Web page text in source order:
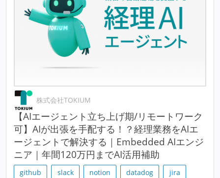
株式会社TOKIUM
【AIエージェント立ち上げ期/リモートワーク
可】AIが出張を手配する！？経理業務をAIエ
ージェントで解決する｜Embedded AIエンジ
ニア｜年間120万円までAI活用補助
github slack notion datadog
jira